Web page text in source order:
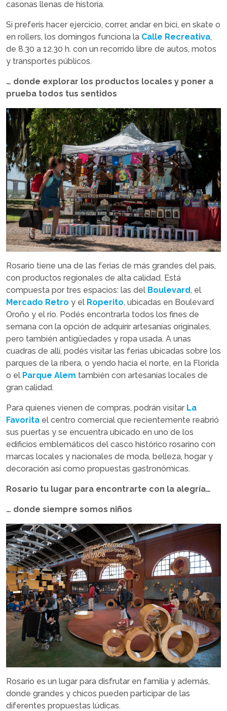
casonas llenas de historia.
Si preferís hacer ejercicio, correr, andar en bici, en skate o
en rollers, los domingos funciona la Calle Recreativa,
de 8.30 a 12.30 h. con un recorrido libre de autos, motos
y transportes públicos.
… donde explorar los productos locales y poner a
prueba todos tus sentidos
Rosario tiene una de las ferias de más grandes del país,
con productos regionales de alta calidad. Está
compuesta por tres espacios: las del Boulevard, el
Mercado Retro y el Roperito, ubicadas en Boulevard
Oroño y el río. Podés encontrarla todos los fines de
semana con la opción de adquirir artesanías originales,
pero también antigüedades y ropa usada. A unas
cuadras de allí, podés visitar las ferias ubicadas sobre los
parques de la ribera, o yendo hacia el norte, en la Florida
o el Parque Alem también con artesanías locales de
gran calidad.
Para quienes vienen de compras, podrán visitar La
Favorita el centro comercial que recientemente reabrió
sus puertas y se encuentra ubicado en uno de los
edificios emblemáticos del casco histórico rosarino con
marcas locales y nacionales de moda, belleza, hogar y
decoración así como propuestas gastronómicas.
Rosario tu lugar para encontrarte con la alegría…
… donde siempre somos niños
Rosario es un lugar para disfrutar en familia y además,
donde grandes y chicos pueden participar de las
diferentes propuestas lúdicas.